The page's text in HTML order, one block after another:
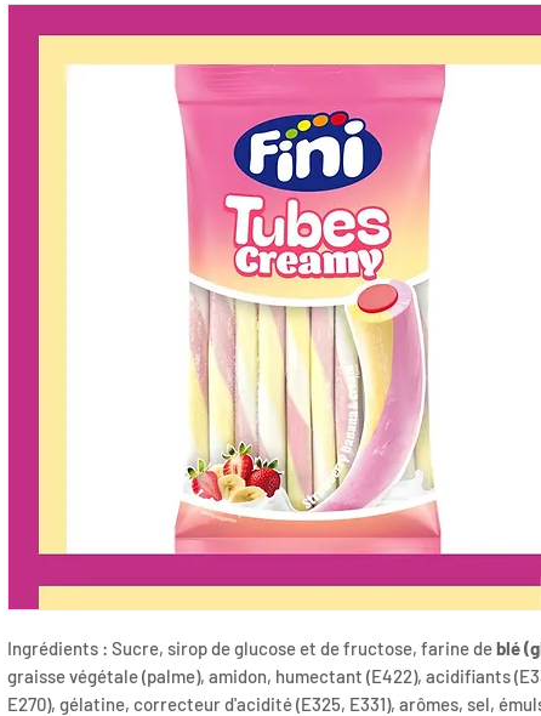
Ingrédients : Sucre, sirop de glucose et de fructose, farine deblé
graisse végétale (palme), amidon, humectant (E422), acidifiants
E270), gélatine, correcteur d'acidité (E325, E331), arômes, sel,